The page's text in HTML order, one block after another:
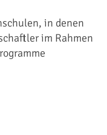
in denen
im Rahmen